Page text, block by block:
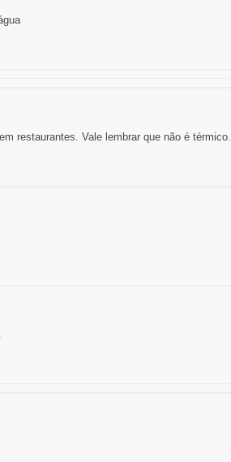
restaurantes. Vale lembrar que não é térmico.